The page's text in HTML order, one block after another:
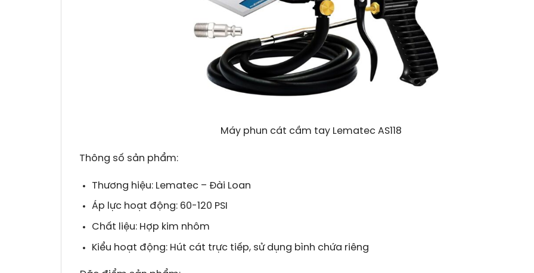
Máy phun cát cầm tay Lematec AS118
Thông số sản phẩm:
Thương hiệu: Lematec – Đài Loan
Áp lực hoạt động: 60-120 PSI
Chất liệu: Hợp kim nhôm
Kiểu hoạt động: Hút cát trực tiếp, sử dụng bình chứa riêng